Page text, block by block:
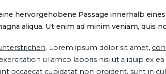
hervorgehobene Passage innerhalb
aliqua. Ut enim ad minim veniam, quis
. Lorem ipsum dolor sit amet,
ullamco laboris nisi ut aliquip ex
occaecat cupidatat non proident, sunt in